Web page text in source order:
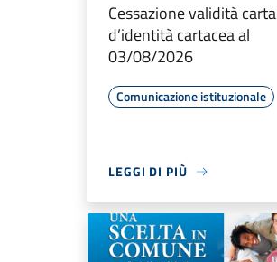
Cessazione validità carta
d’identità cartacea al
03/08/2026
Comunicazione istituzionale
LEGGI DI PIÙ